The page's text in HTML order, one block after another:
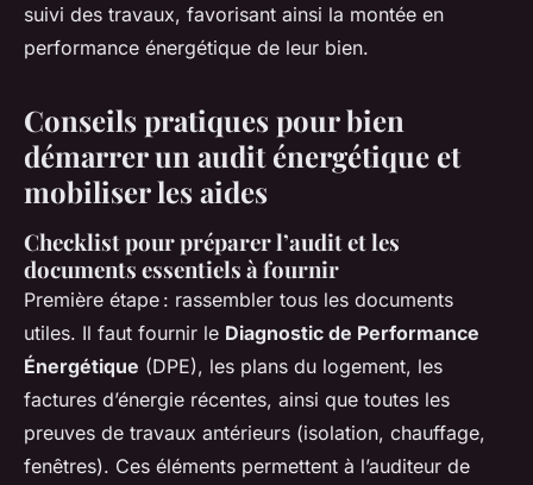
suivi des travaux, favorisant ainsi la montée en
performance énergétique de leur bien.
Conseils pratiques pour bien
démarrer un audit énergétique et
mobiliser les aides
Checklist pour préparer l’audit et les
documents essentiels à fournir
Première étape : rassembler tous les documents
utiles. Il faut fournir le Diagnostic de Performance
Énergétique (DPE), les plans du logement, les
factures d’énergie récentes, ainsi que toutes les
preuves de travaux antérieurs (isolation, chauffage,
fenêtres). Ces éléments permettent à l’auditeur de